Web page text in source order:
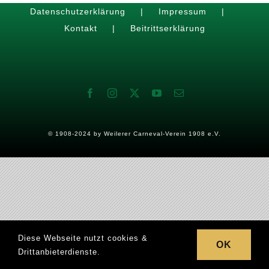
VERANSTALTUNGEN
Datenschutzerklärung
Impressum
Kontakt
Beitrittserklärung
© 1908-2024 by Weilerer Carneval-Verein 1908 e.V.
Diese Webseite nutzt cookies &
Drittanbieterdienste.
OK